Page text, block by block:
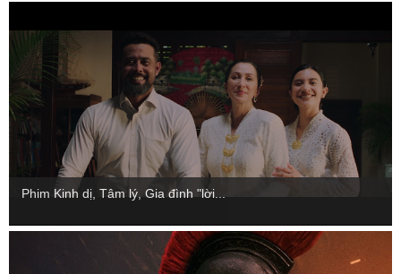
Phim Kinh dị, Tâm lý, Gia đình "lời...